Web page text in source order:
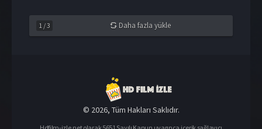
1 /3 Daha fazla yükle
© 2026, Tüm Hakları Saklıdır.